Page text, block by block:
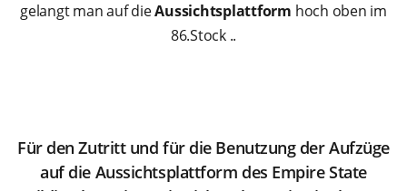
gelangt man auf dieAussichtsplattform hoch oben im
86.Stock ..
Für den Zutritt und für die Benutzung der Aufzüge
auf die Aussichtsplattform des Empire State